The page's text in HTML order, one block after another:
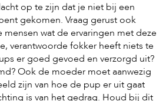
op te zijn dat je niet bij een
gekomen. Vraag gerust ook
mensen wat de ervaringen met deze
verantwoorde fokker heeft niets te
er goed gevoed en verzorgd uit?
Ook de moeder moet aanwezig
zijn van hoe de pup er uit gaat
is van het gedrag. Houd bij dit